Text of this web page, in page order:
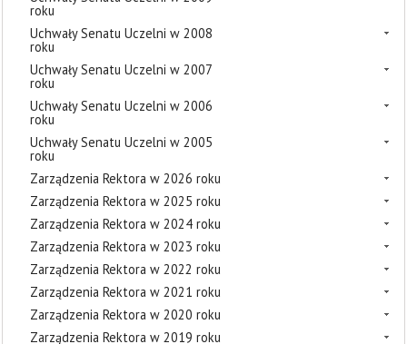
roku
Uchwały Senatu Uczelni w 2008
roku
Uchwały Senatu Uczelni w 2007
roku
Uchwały Senatu Uczelni w 2006
roku
Uchwały Senatu Uczelni w 2005
roku
Zarządzenia Rektora w 2026 roku
Zarządzenia Rektora w 2025 roku
Zarządzenia Rektora w 2024 roku
Zarządzenia Rektora w 2023 roku
Zarządzenia Rektora w 2022 roku
Zarządzenia Rektora w 2021 roku
Zarządzenia Rektora w 2020 roku
Zarządzenia Rektora w 2019 roku